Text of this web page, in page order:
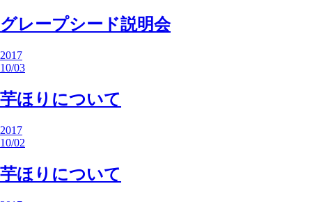
グレープシード説明会
2017
10/03
芋ほりについて
2017
10/02
芋ほりについて